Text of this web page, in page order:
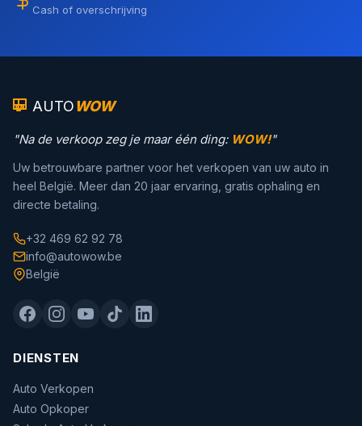
Cash of overschrijving
AUTOWOW
"Na de verkoop zeg je maar één ding: WOW!"
Uw betrouwbare partner voor het verkopen van uw auto in
heel België. Meer dan 20 jaar ervaring, gratis ophaling en
directe betaling.
+32 469 62 92 78
info@autowow.be
België
DIENSTEN
Auto Verkopen
Auto Opkoper